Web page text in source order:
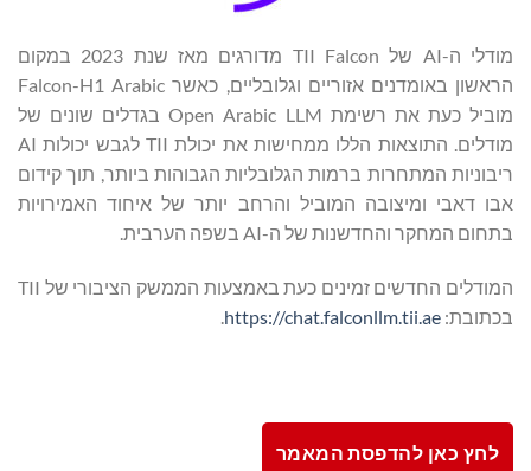
מודלי ה-AI של TII Falcon מדורגים מאז שנת 2023 במקום
הראשון באומדנים אזוריים וגלובליים, כאשר Falcon-H1 Arabic
מוביל כעת את רשימת Open Arabic LLM בגדלים שונים של
מודלים. התוצאות הללו ממחישות את יכולת TII לגבש יכולות AI
ריבוניות המתחרות ברמות הגלובליות הגבוהות ביותר, תוך קידום
אבו דאבי ומיצובה המוביל והרחב יותר של איחוד האמירויות
בתחום המחקר והחדשנות של ה-AI בשפה הערבית.
המודלים החדשים זמינים כעת באמצעות הממשק הציבורי של TII
בכתובת: https://chat.falconllm.tii.ae
.
לחץ כאן להדפסת המאמר